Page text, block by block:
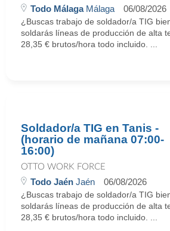
Todo MálagaMálaga 06/08/2026
¿Buscas trabajo de soldador/a TIG
soldarás líneas de producción de alta
28,35 € brutos/hora todo incluido. ...
Soldador/a TIG en Tanis -
(horario de mañana 07:00-
16:00)
OTTO WORK FORCE
Todo Jaén Jaén 06/08/2026
¿Buscas trabajo de soldador/a TIG
soldarás líneas de producción de alta
28,35 € brutos/hora todo incluido. ...